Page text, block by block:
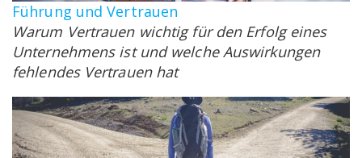
Führung und Vertrauen
Warum Vertrauen wichtig für den Erfolg eines
Unternehmens ist und welche Auswirkungen
fehlendes Vertrauen hat